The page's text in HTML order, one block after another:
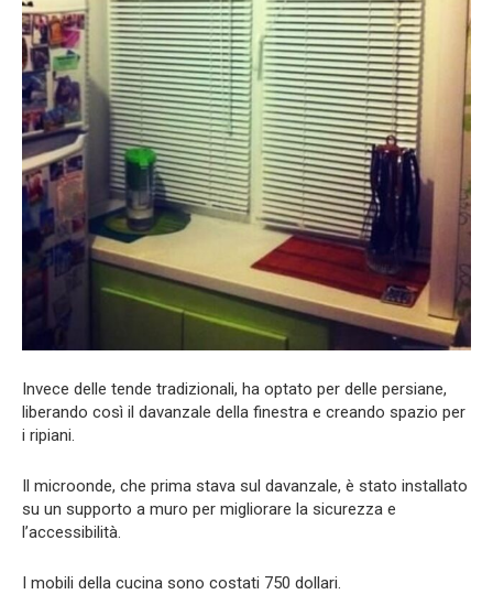
Invece delle tende tradizionali, ha optato per delle persiane,
liberando così il davanzale della finestra e creando spazio per
i ripiani.
Il microonde, che prima stava sul davanzale, è stato installato
su un supporto a muro per migliorare la sicurezza e
l’accessibilità.
I mobili della cucina sono costati 750 dollari.